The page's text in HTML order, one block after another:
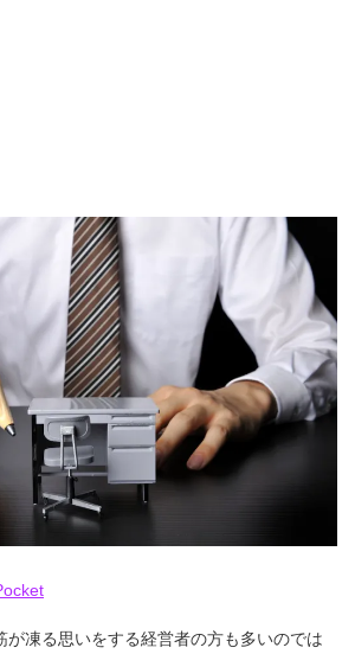
が凍る思いをする経営者の方も多いのでは